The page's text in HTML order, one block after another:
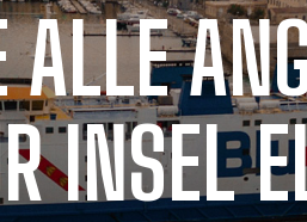
INSEL